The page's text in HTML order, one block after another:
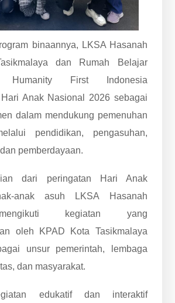
binaannya, LKSA Hasanah
dan Rumah Belajar
Humanity First Indonesia
Anak Nasional 2026 sebagai
dalam mendukung pemenuhan
pendidikan, pengasuhan,
pemberdayaan.
dari peringatan Hari Anak
anak asuh LKSA Hasanah
kegiatan yang
oleh KPAD Kota Tasikmalaya
unsur pemerintah, lembaga
dan masyarakat.
edukatif dan interaktif